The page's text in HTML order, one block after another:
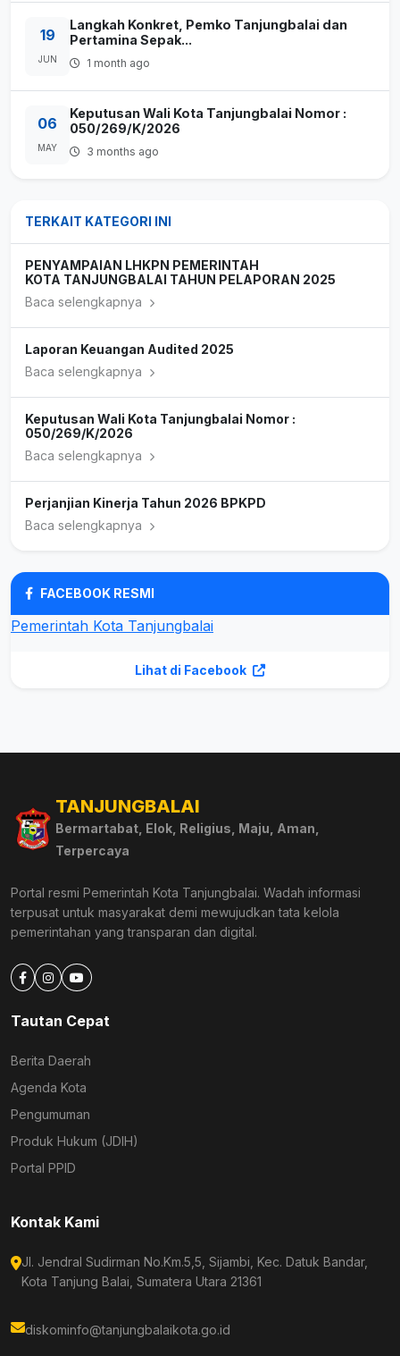
19
JUN
Langkah Konkret, Pemko Tanjungbalai dan
Pertamina Sepak...
1 month ago
06
MAY
Keputusan Wali Kota Tanjungbalai Nomor :
050/269/K/2026
3 months ago
TERKAIT KATEGORI INI
PENYAMPAIAN LHKPN PEMERINTAH
KOTA TANJUNGBALAI TAHUN PELAPORAN 2025
Baca selengkapnya
Laporan Keuangan Audited 2025
Baca selengkapnya
Keputusan Wali Kota Tanjungbalai Nomor :
050/269/K/2026
Baca selengkapnya
Perjanjian Kinerja Tahun 2026 BPKPD
Baca selengkapnya
FACEBOOK RESMI
Pemerintah Kota Tanjungbalai
Lihat di Facebook
TANJUNGBALAI
Bermartabat, Elok, Religius, Maju, Aman,
Terpercaya
Portal resmi Pemerintah Kota Tanjungbalai. Wadah informasi
terpusat untuk masyarakat demi mewujudkan tata kelola
pemerintahan yang transparan dan digital.
Tautan Cepat
Berita Daerah
Agenda Kota
Pengumuman
Produk Hukum (JDIH)
Portal PPID
Kontak Kami
Jl. Jendral Sudirman No.Km.5,5, Sijambi, Kec. Datuk Bandar,
Kota Tanjung Balai, Sumatera Utara 21361
diskominfo@tanjungbalaikota.go.id